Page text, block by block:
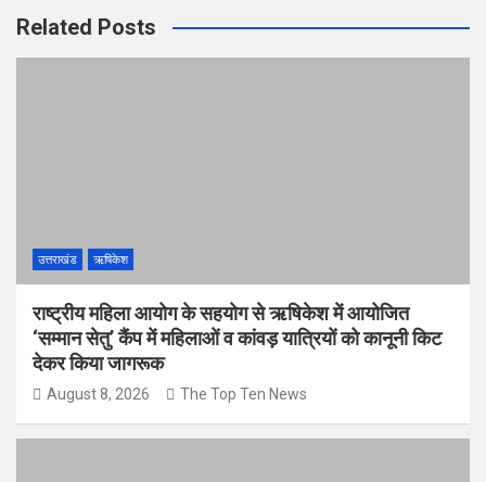
Related Posts
उत्तराखंड ऋषिकेश
राष्ट्रीय महिला आयोग के सहयोग से ऋषिकेश में आयोजित
‘सम्मान सेतु’ कैंप में महिलाओं व कांवड़ यात्रियों को कानूनी किट
देकर किया जागरूक
August 8, 2026 The Top Ten News